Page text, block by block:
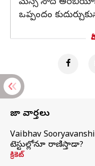
ఒప్పందం
తాజా వార్తలు
Vaibhav
టెస్టుల్లోనూ రాణిస్తాడా?
క్రికెట్